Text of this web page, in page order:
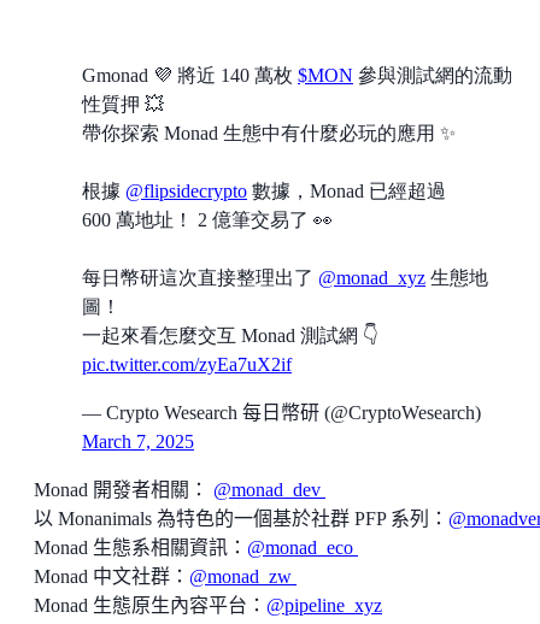
Gmonad 💜 將近 140 萬枚 $MON 參與測試網的流動
性質押 💥
帶你探索 Monad 生態中有什麼必玩的應用 ✨
根據 @flipsidecrypto 數據，Monad 已經超過
600 萬地址！ 2 億筆交易了 👀
每日幣研這次直接整理出了 @monad_xyz 生態地
圖！
一起來看怎麼交互 Monad 測試網 👇
pic.twitter.com/zyEa7uX2if
— Crypto Wesearch 每日幣研 (@CryptoWesearch)
March 7, 2025
Monad 開發者相關： @monad_dev
以 Monanimals 為特色的一個基於社群 PFP 系列：
Monad 生態系相關資訊： @monad_eco
Monad 中文社群： @monad_zw
Monad 生態原生內容平台： @pipeline_xyz